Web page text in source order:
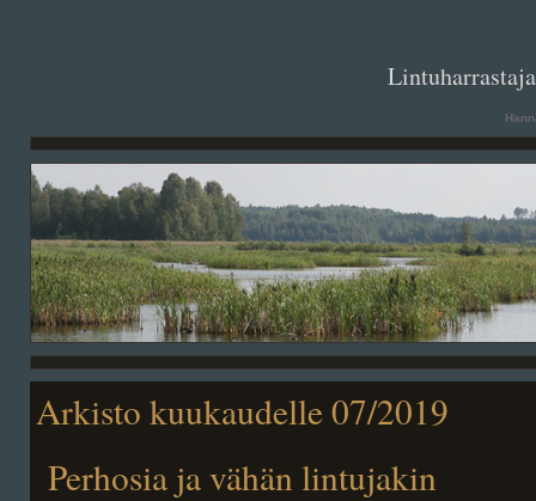
Arkisto kuukaudelle 07/2019
Perhosia ja vähän lintujakin